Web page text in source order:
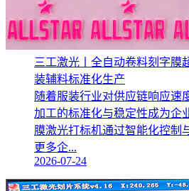
三工激光丨全自动卷料刻字膜
装辅料标准化生产‌
随着服装行业对供应链响应速
加工的标准化与稳定性成为企
膜激光打标机通过智能化控制
更多企...
2026-07-24